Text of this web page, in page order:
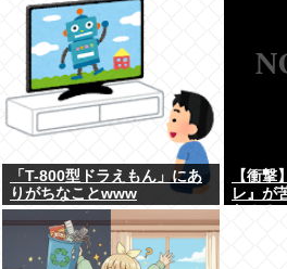
「T-800型ドラえもん」にあ
りがちなことwww
【衝撃
レ』が
w w w